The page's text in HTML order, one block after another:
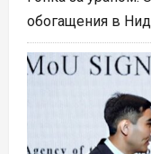
обогащения в